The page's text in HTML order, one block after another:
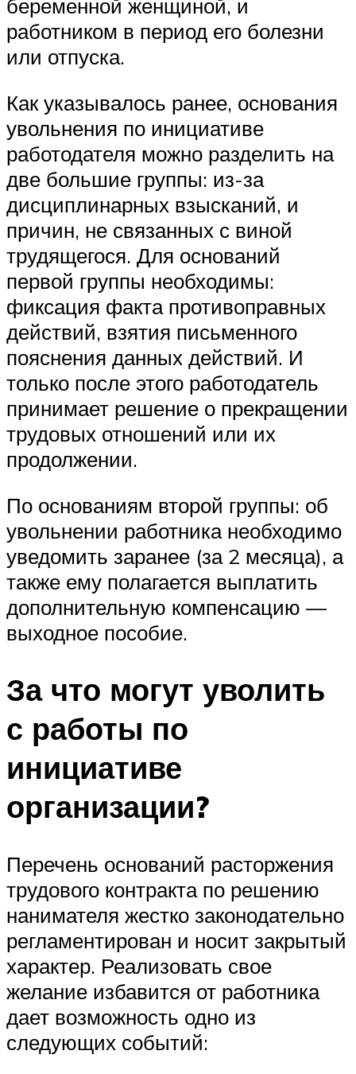
беременной женщиной, и
работником в период его болезни
или отпуска.
Как указывалось ранее, основания
увольнения по инициативе
работодателя можно разделить на
две большие группы: из-за
дисциплинарных взысканий, и
причин, не связанных с виной
трудящегося. Для оснований
первой группы необходимы:
фиксация факта противоправных
действий, взятия письменного
пояснения данных действий. И
только после этого работодатель
принимает решение о прекращении
трудовых отношений или их
продолжении.
По основаниям второй группы: об
увольнении работника необходимо
уведомить заранее (за 2 месяца), а
также ему полагается выплатить
дополнительную компенсацию —
выходное пособие.
За что могут уволить
с работы по
инициативе
организации?
Перечень оснований расторжения
трудового контракта по решению
нанимателя жестко законодательно
регламентирован и носит закрытый
характер. Реализовать свое
желание избавится от работника
дает возможность одно из
следующих событий: